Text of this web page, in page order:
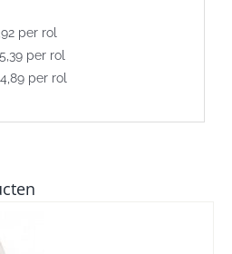
per rol
per rol
per rol